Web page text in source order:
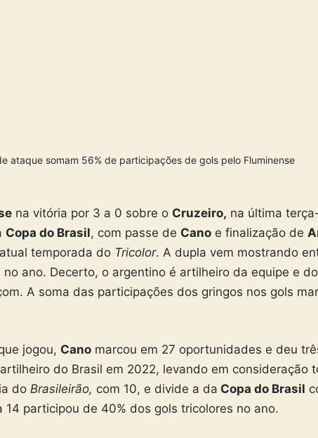
ataque somam 56% de participações de gols pelo Fluminense
na vitória por 3 a 0 sobre o Cruzeiro, na última
Copa do Brasil, com passe de Cano e finalização de
temporada do Tricolor. A dupla vem mostrando
ano. Decerto, o argentino é artilheiro da equipe e
A soma das participações dos gringos nos gols
jogou, Cano marcou em 27 oportunidades e deu
do Brasil em 2022, levando em consideração
do Brasileirão, com 10, e divide a da Copa do Brasil
14 participou de 40% dos gols tricolores no ano.